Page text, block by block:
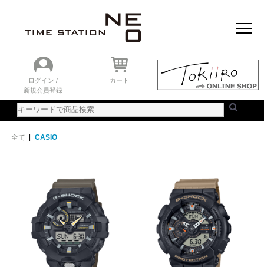
ログイン /
新規会員登録
カート
全て | CASIO
おすすめアイテム
ニュース＆トピック
時計を探す
ランキング
ご利用ガイド